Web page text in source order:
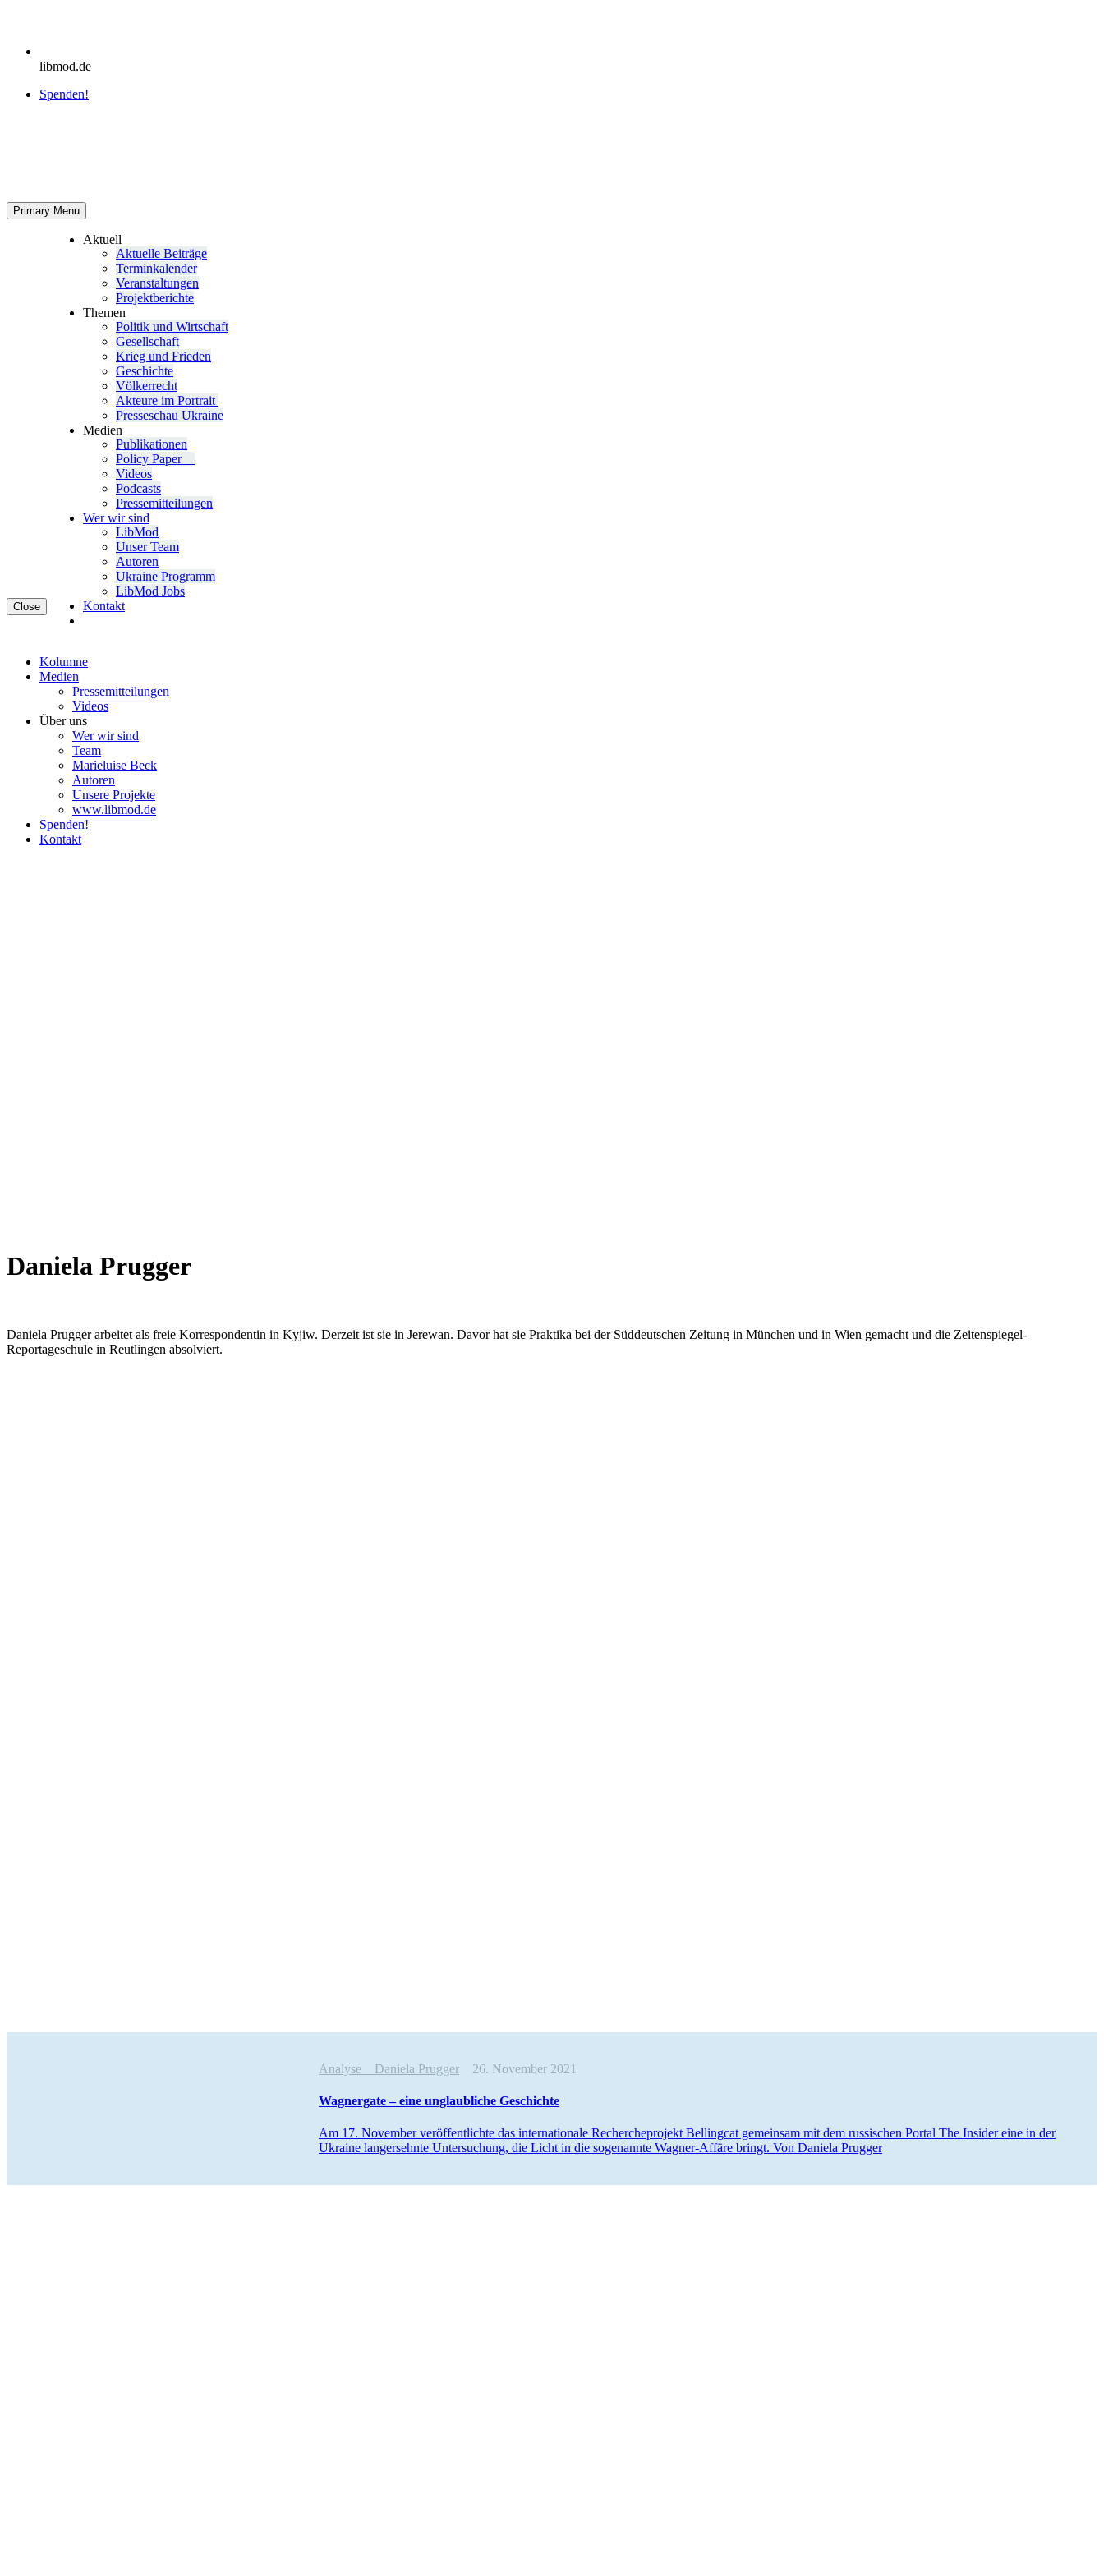
libmod.de
Spenden!
Primary Menu
Close
Aktuell
Aktu­elle Beiträge
Ter­min­ka­len­der
Ver­an­stal­tun­gen
Pro­jekt­be­richte
Themen
Politik und Wirtschaft
Gesell­schaft
Krieg und Frieden
Geschichte
Völ­ker­recht
Akteure im Portrait
Pres­se­schau Ukraine
Medien
Publi­ka­tio­nen
Policy Paper
Videos
Pod­casts
Pres­se­mit­tei­lun­gen
Wer wir sind
LibMod
Unser Team
Autoren
Ukraine Pro­gramm
LibMod Jobs
Kontakt
Kolumne
Medien
Pres­se­mit­tei­lun­gen
Videos
Über uns
Wer wir sind
Team
Marie­luise Beck
Autoren
Unsere Pro­jekte
www.libmod.de
Spenden!
Kontakt
Daniela Prugger
Daniela Prugger arbeitet als freie Korrespondentin in Kyjiw. Derzeit ist sie in Jerewan. Davor hat sie Praktika bei der Süddeutschen Zeitung in München und in Wien gemacht und die Zeitenspiegel-
Reportageschule in Reutlingen absolviert.
Analyse Daniela Prugger 26. November 2021
Wag­ner­gate – eine unglaub­li­che Geschichte
Am 17. Novem­ber ver­öf­fent­lichte das inter­na­tio­nale Recher­che­pro­jekt Bel­ling­cat gemein­sam mit dem rus­si­schen Portal The Insider eine in der
Ukraine lang­ersehnte Unter­su­chung, die Licht in die soge­nannte Wagner-Affäre bringt. Von Daniela Prugger